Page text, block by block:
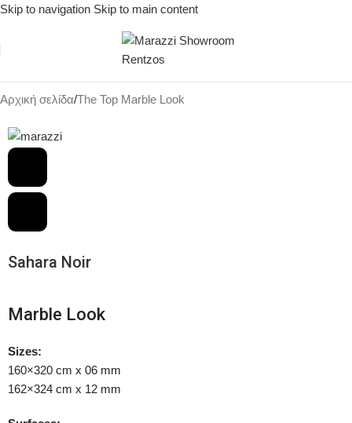
Skip to navigation Skip to main content
Αρχική σελίδα/The Top Marble Look
Sahara Noir
Marble Look
Sizes:
160×320 cm x 06 mm
162×324 cm x 12 mm